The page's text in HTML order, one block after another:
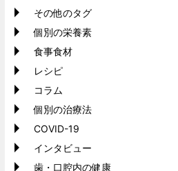
その他のタグ
個別の栄養素
食事食材
レシピ
コラム
個別の治療法
COVID-19
インタビュー
歯・口腔内の健康